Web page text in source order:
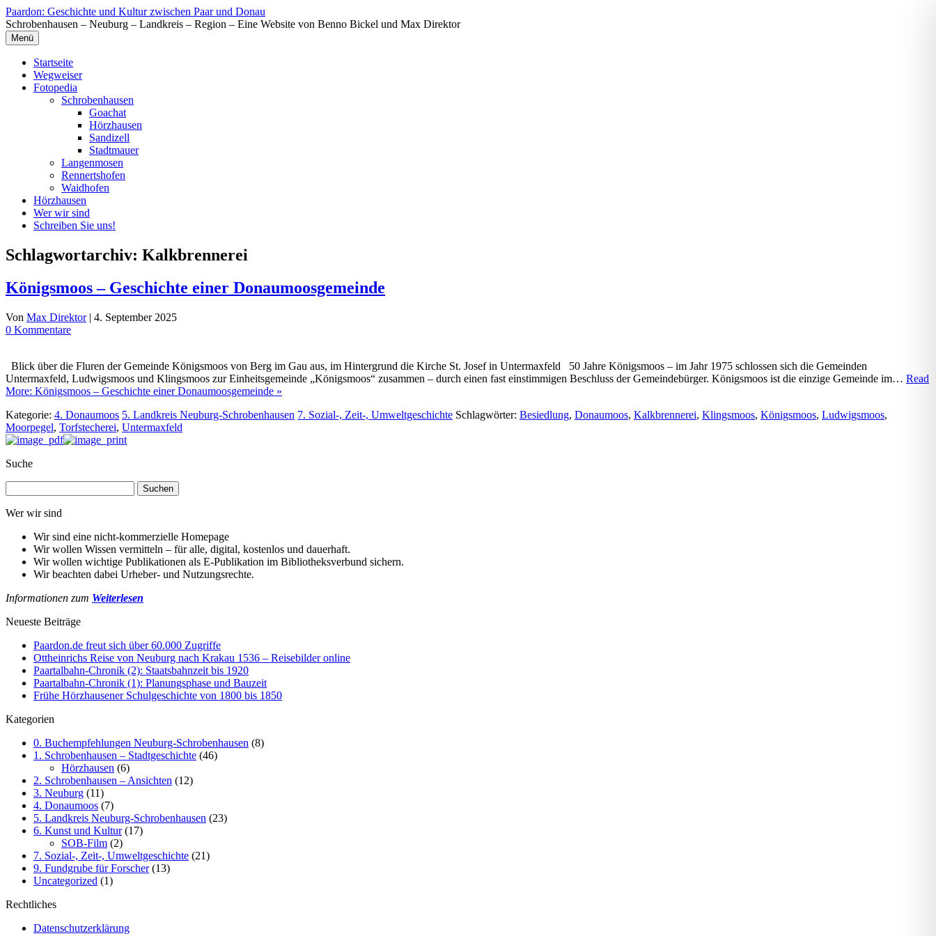
Zum
Inhalt
springen
Paardon: Geschichte und Kultur zwischen Paar und Donau
Schrobenhausen – Neuburg – Landkreis – Region – Eine Website von Benno Bickel und Max Direktor
Menü
Startseite
Wegweiser
Fotopedia
Schrobenhausen
Goachat
Hörzhausen
Sandizell
Stadtmauer
Langenmosen
Rennertshofen
Waidhofen
Hörzhausen
Wer wir sind
Schreiben Sie uns!
Schlagwortarchiv: Kalkbrennerei
Königsmoos – Geschichte einer Donaumoosgemeinde
Von Max Direktor | 4. September 2025
0 Kommentare
Blick über die Fluren der Gemeinde Königsmoos von Berg im Gau aus, im Hintergrund die Kirche St. Josef in Untermaxfeld 50 Jahre Königsmoos – im Jahr 1975 schlossen sich die Gemeinden
Untermaxfeld, Ludwigsmoos und Klingsmoos zur Einheitsgemeinde „Königsmoos“ zusammen – durch einen fast einstimmigen Beschluss der Gemeindebürger. Königsmoos ist die einzige Gemeinde im… Read
More: Königsmoos – Geschichte einer Donaumoosgemeinde »
Kategorie: 4. Donaumoos 5. Landkreis Neuburg-Schrobenhausen 7. Sozial-, Zeit-, Umweltgeschichte Schlagwörter: Besiedlung, Donaumoos, Kalkbrennerei, Klingsmoos, Königsmoos, Ludwigsmoos,
Moorpegel, Torfstecherei, Untermaxfeld
Suche
nach:
Wer wir sind
Wir sind eine nicht-kommerzielle Homepage
Wir wollen Wissen vermitteln – für alle, digital, kostenlos und dauerhaft.
Wir wollen wichtige Publikationen als E-Publikation im Bibliotheksverbund sichern.
Wir beachten dabei Urheber- und Nutzungsrechte.
Informationen zum Weiterlesen
Neueste Beiträge
Paardon.de freut sich über 60.000 Zugriffe
Ottheinrichs Reise von Neuburg nach Krakau 1536 – Reisebilder online
Paartalbahn-Chronik (2): Staatsbahnzeit bis 1920
Paartalbahn-Chronik (1): Planungsphase und Bauzeit
Frühe Hörzhausener Schulgeschichte von 1800 bis 1850
Kategorien
0. Buchempfehlungen Neuburg-Schrobenhausen (8)
1. Schrobenhausen – Stadtgeschichte (46)
Hörzhausen (6)
2. Schrobenhausen – Ansichten (12)
3. Neuburg (11)
4. Donaumoos (7)
5. Landkreis Neuburg-Schrobenhausen (23)
6. Kunst und Kultur(17)
SOB-Film (2)
7. Sozial-, Zeit-, Umweltgeschichte (21)
9. Fundgrube für Forscher(13)
Uncategorized (1)
Rechtliches
Datenschutzerklärung